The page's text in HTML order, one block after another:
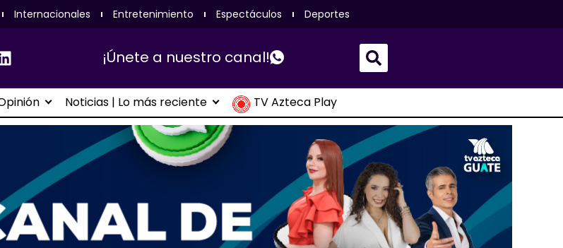
Internacionales Entretenimiento Espectáculos Deportes
¡Únete a nuestro canal!
Noticias | Lo más reciente TV Azteca Play